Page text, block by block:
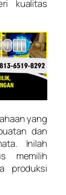
kualitas
yang
dan
Inilah
memilih
produksi